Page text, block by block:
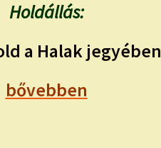
Holdállás:
a Halak jegyében
bővebben